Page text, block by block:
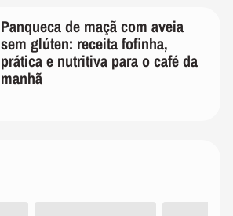
Panqueca de maçã com aveia
sem glúten: receita fofinha,
prática e nutritiva para o café da
manhã